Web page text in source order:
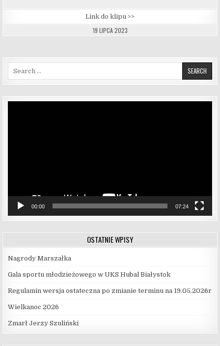
Link do klipu >>
19 LIPCA 2023
00:00 07:24
OSTATNIE WPISY
Nagrody Marszałka
Gala sportu młodzieżowego w UKS Hubal Białystok
Regulamin wersja ostateczna po zmianie terminu na 19.05.2026r
Wielkanoc 2026
Zmarł Jerzy Szuliński